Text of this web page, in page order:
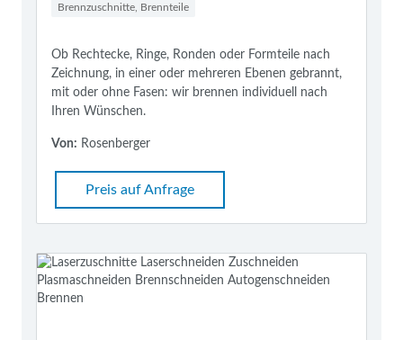
Brennzuschnitte, Brennteile
Ob Rechtecke, Ringe, Ronden oder Formteile nach
Zeichnung, in einer oder mehreren Ebenen gebrannt,
mit oder ohne Fasen: wir brennen individuell nach
Ihren Wünschen.
Von: Rosenberger
Preis auf Anfrage